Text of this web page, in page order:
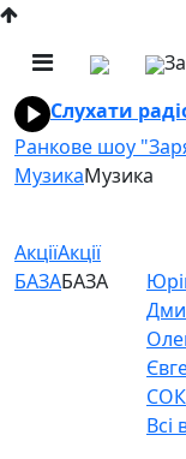
Слухати
Ранкове шоу
МузикаМузика
АкціїАкції
БАЗАБАЗА
Всі